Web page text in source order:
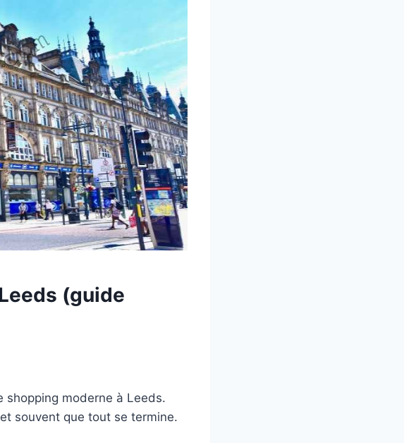
(guide
shopping moderne à Leeds.
souvent que tout se termine.